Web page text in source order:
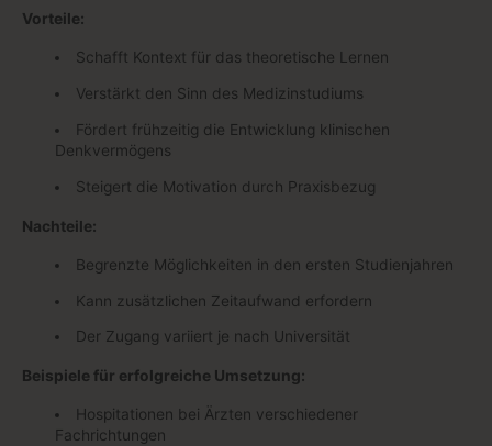
Vorteile:
Schafft Kontext für das theoretische Lernen
Verstärkt den Sinn des Medizinstudiums
Fördert frühzeitig die Entwicklung klinischen
Denkvermögens
Steigert die Motivation durch Praxisbezug
Nachteile:
Begrenzte Möglichkeiten in den ersten Studienjahren
Kann zusätzlichen Zeitaufwand erfordern
Der Zugang variiert je nach Universität
Beispiele für erfolgreiche Umsetzung:
Hospitationen bei Ärzten verschiedener
Fachrichtungen